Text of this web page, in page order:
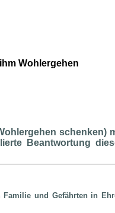
Wohlergehen
schenken)
Beantwortung
und Gefährten in